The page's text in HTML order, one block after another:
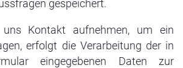
gespeichert.
Kontakt aufnehmen, um ein
erfolgt die Verarbeitung der in
eingegebenen Daten zur